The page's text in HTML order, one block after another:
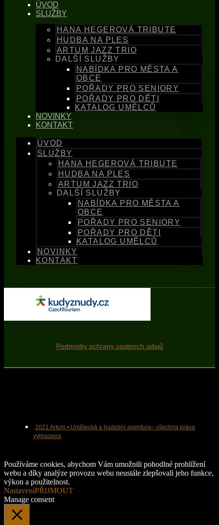
ÚVOD
SLUŽBY
HANA HEGEROVÁ TRIBUTE
HUDBA NA PLES
ARTUM JAZZ TRIO
DALŠÍ SLUŽBY
NABÍDKA PRO MĚSTA A
OBCE
POŘADY PRO SENIORY
POŘADY PRO DĚTI
KATALOG UMĚLCŮ
NOVINKY
KONTAKT
ÚVOD
SLUŽBY
HANA HEGEROVÁ TRIBUTE
HUDBA NA PLES
ARTUM JAZZ TRIO
DALŠÍ SLUŽBY
NABÍDKA PRO MĚSTA A
OBCE
POŘADY PRO SENIORY
POŘADY PRO DĚTI
KATALOG UMĚLCŮ
NOVINKY
KONTAKT
Podmínky ochrany osobních údajů
2021 Artum • Umělecká a hudební agentura– všechna práva
vyhrazena
Používáme cookies, abychom Vám umožnili pohodlné prohlížení
webu a díky analýze provozu webu neustále zlepšovali jeho funkce,
výkon a použitelnost.
NastaveníPŘIJMOUT
Manage consent